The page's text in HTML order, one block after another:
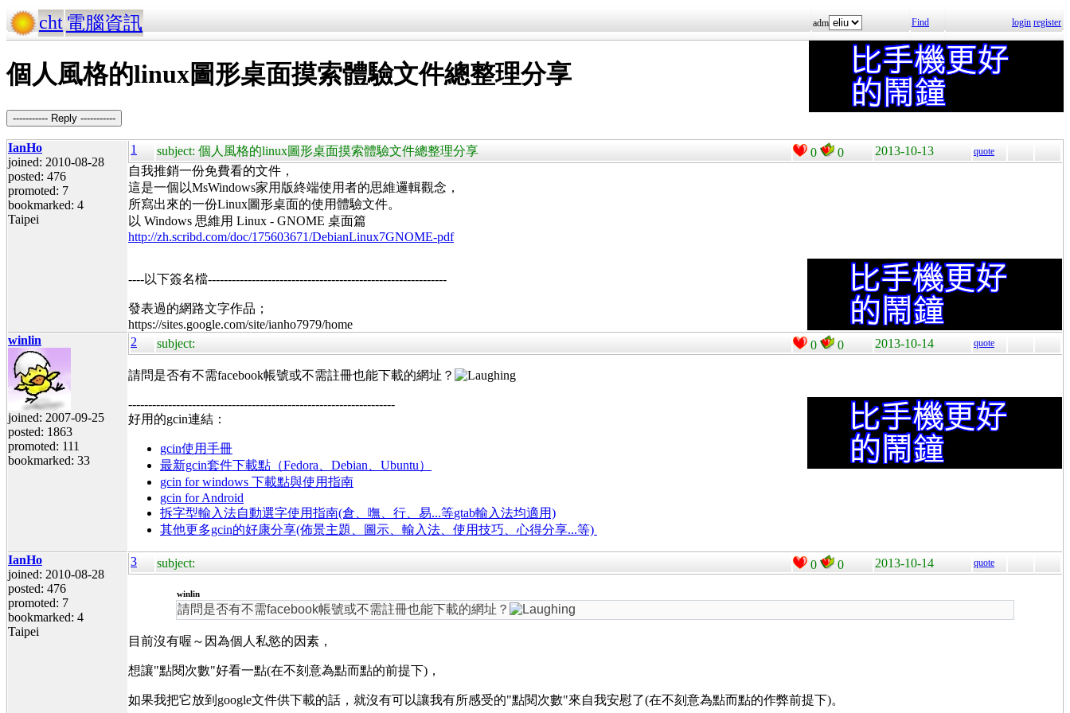
cht 電腦資訊 adm Find login register
個人風格的linux圖形桌面摸索體驗文件總整理分享
----------- Reply -----------
IanHo
joined: 2010-08-28
posted: 476
promoted: 7
bookmarked: 4
Taipei
1 subject: 個人風格的linux圖形桌面摸索體驗文件總整理分享 0 0 2013-10-13 quote
自我推銷一份免費看的文件，
這是一個以MsWindows家用版終端使用者的思維邏輯觀念，
所寫出來的一份Linux圖形桌面的使用體驗文件。
以 Windows 思維用 Linux - GNOME 桌面篇
http://zh.scribd.com/doc/175603671/DebianLinux7GNOME-pdf
----以下簽名檔------------------------------------------------------------
發表過的網路文字作品；
https://sites.google.com/site/ianho7979/home
winlin
joined: 2007-09-25
posted: 1863
promoted: 111
bookmarked: 33
2 subject: 0 0 2013-10-14 quote
請問是否有不需facebook帳號或不需註冊也能下載的網址？
-------------------------------------------------------------------
好用的gcin連結：
gcin使用手冊
最新gcin套件下載點（Fedora、Debian、Ubuntu）
gcin for windows 下載點與使用指南
gcin for Android
拆字型輸入法自動選字使用指南(倉、嘸、行、易...等gtab輸入法均適用)
其他更多gcin的好康分享(佈景主題、圖示、輸入法、使用技巧、心得分享...等)
IanHo
joined: 2010-08-28
posted: 476
promoted: 7
bookmarked: 4
Taipei
3 subject: 0 0 2013-10-14 quote
winlin
請問是否有不需facebook帳號或不需註冊也能下載的網址？
目前沒有喔～因為個人私慾的因素，
想讓"點閱次數"好看一點(在不刻意為點而點的前提下)，
如果我把它放到google文件供下載的話，就沒有可以讓我有所感受的"點閱次數"來自我安慰了(在不刻意為點而點的作弊前提下)。